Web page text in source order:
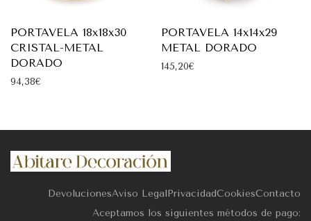
PORTAVELA 18x18x30
CRISTAL-METAL
DORADO
94,38€
PORTAVELA 14x14x29
METAL DORADO
145,20€
DevolucionesAviso LegalPrivacidadCookiesContacto
Aceptamos los siguientes métodos de pago: